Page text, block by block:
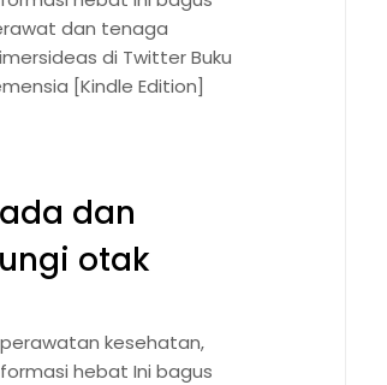
dan tenaga
di Twitter Buku
[Kindle Edition]
dan
otak
kesehatan,
hebat Ini bagus